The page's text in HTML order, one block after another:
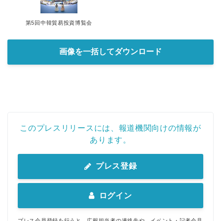
第5回中韓貿易投資博覧会
画像を一括してダウンロード
このプレスリリースには、報道機関向けの情報が
あります。
プレス登録
ログイン